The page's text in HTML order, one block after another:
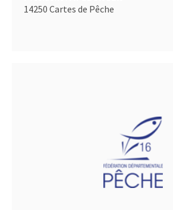
14250 Cartes de Pêche